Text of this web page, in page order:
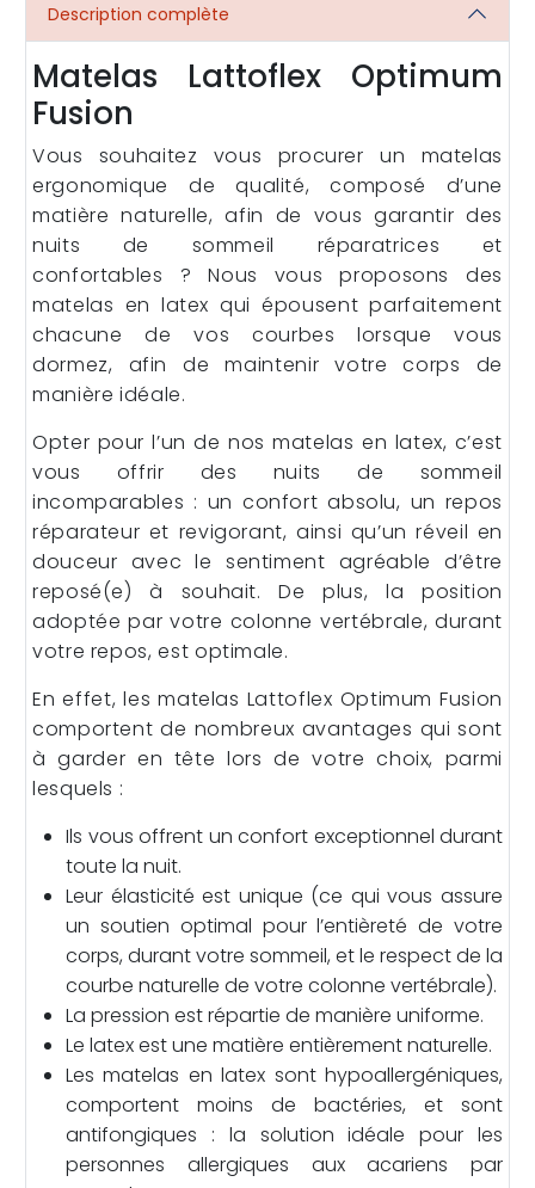
Description complète
Matelas Lattoflex Optimum
Fusion
Vous souhaitez vous procurer un matelas
ergonomique de qualité, composé d’une
matière naturelle, afin de vous garantir des
nuits de sommeil réparatrices et
confortables ? Nous vous proposons des
matelas en latex qui épousent parfaitement
chacune de vos courbes lorsque vous
dormez, afin de maintenir votre corps de
manière idéale.
Opter pour l’un de nos matelas en latex, c’est
vous offrir des nuits de sommeil
incomparables : un confort absolu, un repos
réparateur et revigorant, ainsi qu’un réveil en
douceur avec le sentiment agréable d’être
reposé(e) à souhait. De plus, la position
adoptée par votre colonne vertébrale, durant
votre repos, est optimale.
En effet, les matelas Lattoflex Optimum Fusion
comportent de nombreux avantages qui sont
à garder en tête lors de votre choix, parmi
lesquels :
Ils vous offrent un confort exceptionnel durant
toute la nuit.
Leur élasticité est unique (ce qui vous assure
un soutien optimal pour l’entièreté de votre
corps, durant votre sommeil, et le respect de la
courbe naturelle de votre colonne vertébrale).
La pression est répartie de manière uniforme.
Le latex est une matière entièrement naturelle.
Les matelas en latex sont hypoallergéniques,
comportent moins de bactéries, et sont
antifongiques : la solution idéale pour les
personnes allergiques aux acariens par